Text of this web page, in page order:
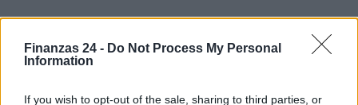
Finanzas 24 - Do Not Process My Personal
Information
If you wish to opt-out of the sale, sharing to third parties, or